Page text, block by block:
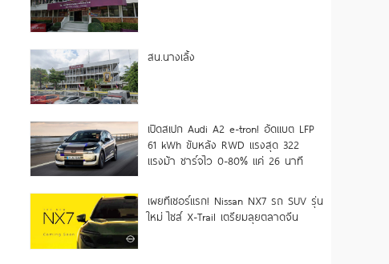
สน.นางเลิ้ง
เปิดสเปก Audi A2 e-tron! อัดแบต LFP
61 kWh ขับหลัง RWD แรงสุด 322
แรงม้า ชาร์จไว 0-80% แค่ 26 นาที
เผยทีเซอร์แรก! Nissan NX7 รถ SUV รุ่น
ใหม่ ไซส์ X-Trail เตรียมลุยตลาดจีน